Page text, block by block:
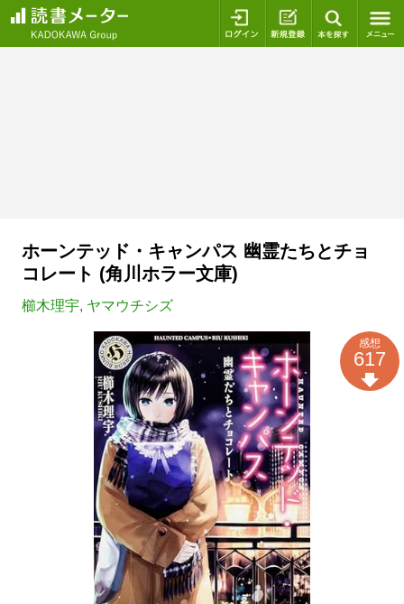
ログイン 新規登録
ホーンテッド・キャンパス 幽霊たちとチョ
コレート (角川ホラー文庫)
櫛木理宇, ヤマウチシズ
感想
617